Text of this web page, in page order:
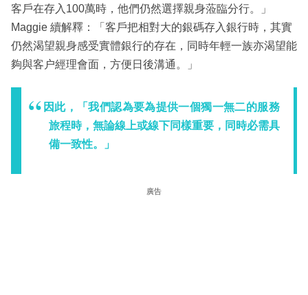
客戶在存入100萬時，他們仍然選擇親身蒞臨分行。」
Maggie 續解釋：「客戶把相對大的銀碼存入銀行時，其實
仍然渴望親身感受實體銀行的存在，同時年輕一族亦渴望能
夠與客户經理會面，方便日後溝通。」
因此，「我們認為要為提供一個獨一無二的服務
旅程時，無論線上或線下同樣重要，同時必需具
備一致性。」
廣告